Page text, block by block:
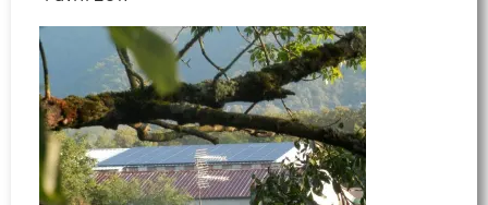
en savoir +